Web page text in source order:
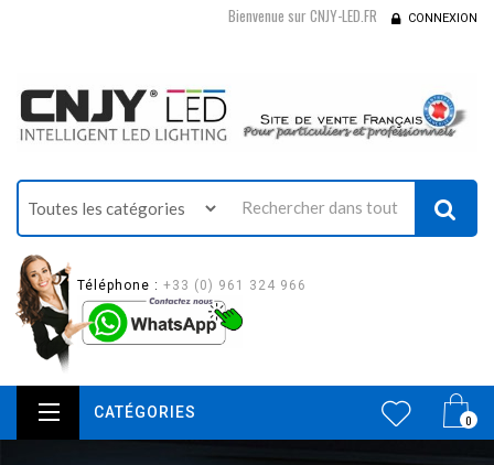
Bienvenue sur CNJY-LED.FR CONNEXION
Téléphone : +33 (0) 961 324 966
0
CATÉGORIES